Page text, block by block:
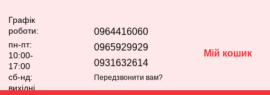
Графік
роботи:
пн-пт:
10:00-
17:00
сб-нд:
вихідні
0964416060
0965929929
0931632614
Передзвонити вам?
Мій кошик